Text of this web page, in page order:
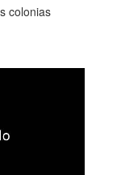
colonias